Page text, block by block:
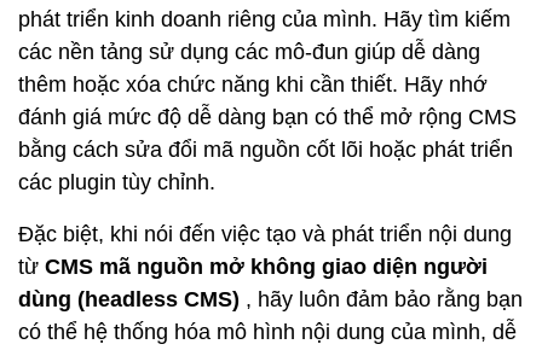
phát triển kinh doanh riêng của mình. Hãy tìm kiếm
các nền tảng sử dụng các mô-đun giúp dễ dàng
thêm hoặc xóa chức năng khi cần thiết. Hãy nhớ
đánh giá mức độ dễ dàng bạn có thể mở rộng CMS
bằng cách sửa đổi mã nguồn cốt lõi hoặc phát triển
các plugin tùy chỉnh.
Đặc biệt, khi nói đến việc tạo và phát triển nội dung
từ CMS mã nguồn mở không giao diện người
dùng (headless CMS) , hãy luôn đảm bảo rằng bạn
có thể hệ thống hóa mô hình nội dung của mình, dễ